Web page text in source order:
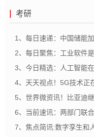
考研
1、每日速递：中国储能
3、今日精选：人工智能
4、天天视点！5G技术正
7、焦点简讯:数字孪生和